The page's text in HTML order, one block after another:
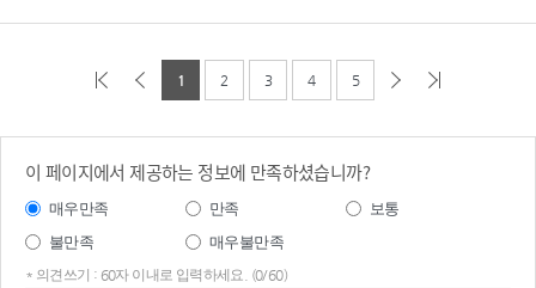
1 2 3 4 5
이 페이지에서 제공하는 정보에 만족하셨습니까?
매우만족 만족
보통
불만족
매우불만족
* 의견쓰기 : 60자 이내로 입력하세요. (0/60)